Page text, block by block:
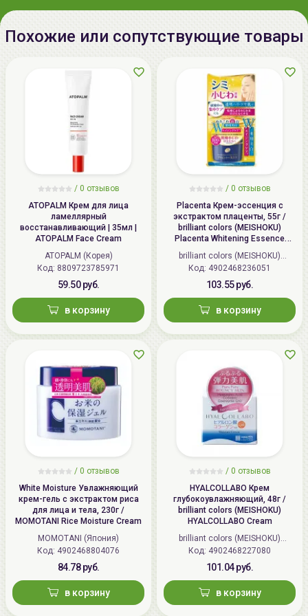
Способ применения:
предварительно воспользоватьсясредствами для
также воспользоватьсятонером эмульсией.
Массажными движениями нанесите равномерно
небольшое количество крема на кожу лица. Дайте
средству впитаться.
Наибольшего эффекта можно достичь используя
комплексно косметические средства серииless ON
SKINотHolika Holika.
Похожие или сопутствующие товары
/ 0 отзывов
ATOPALM Крем для лица
ламеллярный
восстанавливающий | 35мл |
ATOPALM Face Cream
ATOPALM (Корея)
Код: 8809723785971
59.50 руб.
в корзину
/ 0 отзывов
Placenta Крем-эссенция с
экстрактом плаценты, 55г /
brilliant colors (MEISHOKU)
Placenta Whitening Essence
Cream
brilliant colors (MEISHOKU)
(Япония)
Код: 4902468236051
103.55 руб.
в корзину
/ 0 отзывов
White Moisture Увлажняющий
крем-гель с экстрактом риса
для лица и тела, 230г /
MOMOTANI Rice Moisture Cream
MOMOTANI (Япония)
Код: 4902468804076
84.78 руб.
в корзину
/ 0 отзывов
HYALCOLLABO Крем
глубокоувлажняющий, 48г /
brilliant colors (MEISHOKU)
HYALCOLLABO Cream
brilliant colors (MEISHOKU)
(Япония)
Код: 4902468227080
101.04 руб.
в корзину